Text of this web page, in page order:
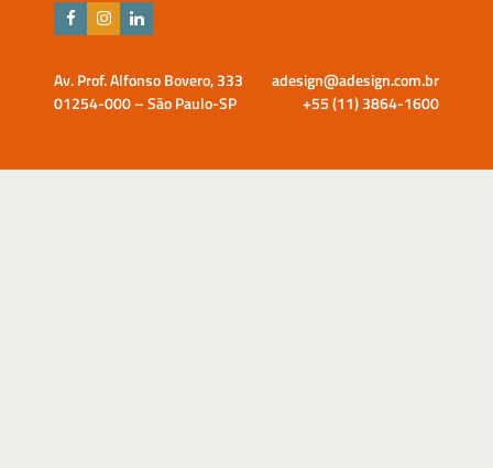
Av. Prof. Alfonso Bovero, 333
01254-000 – São Paulo-SP
adesign@adesign.com.br
+55 (11) 3864-1600